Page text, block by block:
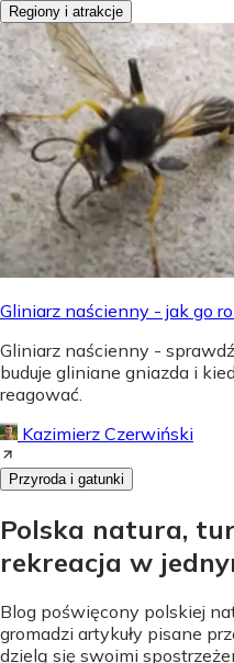
Regiony i atrakcje
Gliniarz naścienny - jak go
Gliniarz naścienny -
buduje gliniane gniazda i
reagować.
Kazimierz Czerwiński
Przyroda i gatunki
Polska natura,
rekreacja w
Blog poświęcony polskiej
gromadzi artykuły pisane
dzielą się swoimi